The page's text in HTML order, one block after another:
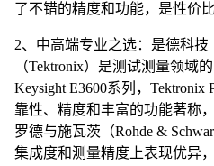
了不错的精度和功能，是性价比
2、中高端专业之选：是德科技
（Tektronix）是测试测量领域
Keysight E3600系列，Tektronix
靠性、精度和丰富的功能著称
罗德与施瓦茨（Rohde &
集成度和测量精度上表现优异